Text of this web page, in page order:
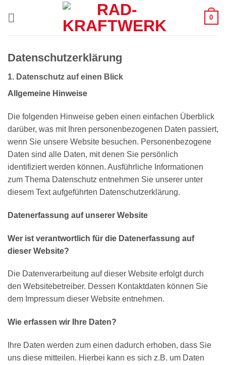
0
Datenschutzerklärung
1. Datenschutz auf einen Blick
Allgemeine Hinweise
Die folgenden Hinweise geben einen einfachen Überblick
darüber, was mit Ihren personenbezogenen Daten passiert,
wenn Sie unsere Website besuchen. Personenbezogene
Daten sind alle Daten, mit denen Sie persönlich
identifiziert werden können. Ausführliche Informationen
zum Thema Datenschutz entnehmen Sie unserer unter
diesem Text aufgeführten Datenschutzerklärung.
Datenerfassung auf unserer Website
Wer ist verantwortlich für die Datenerfassung auf
dieser Website?
Die Datenverarbeitung auf dieser Website erfolgt durch
den Websitebetreiber. Dessen Kontaktdaten können Sie
dem Impressum dieser Website entnehmen.
Wie erfassen wir Ihre Daten?
Ihre Daten werden zum einen dadurch erhoben, dass Sie
uns diese mitteilen. Hierbei kann es sich z.B. um Daten